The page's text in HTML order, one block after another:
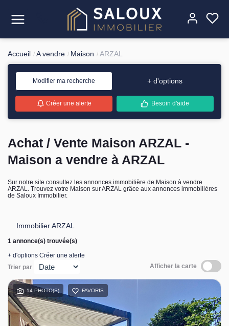
Acheter
Louer
Estimer
Vendre
L'agence
Contact
Accueil A vendre Maison ARZAL
Modifier ma recherche + d'options
Créer une alerte Besoin d'aide
Achat / Vente Maison ARZAL -
Maison a vendre à ARZAL
Sur notre site consultez les annonces immobilière de Maison à vendre
ARZAL. Trouvez votre Maison sur ARZAL grâce aux annonces immobilières
de Saloux Immobilier.
Immobilier ARZAL
1 annonce(s) trouvée(s)
+ d'options Créer une alerte
Trier par
Afficher la carte
14 PHOTO(S) FAVORIS